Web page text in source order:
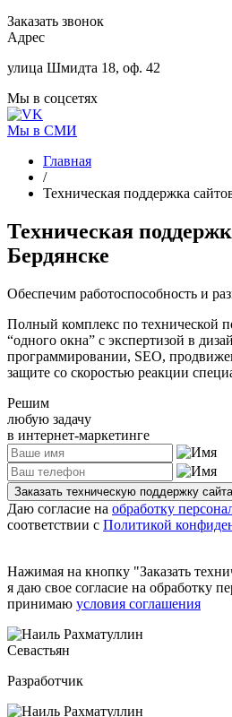
Заказать звонок
Адрес
улица Шмидта 18, оф. 42
Мы в соцсетях
Мы в СМИ
Главная
/
Техническая поддержка
Техническая
Бердянске
Обеспечим работоспособность и
Полный комплекс по технической
“одного окна” с экспертизой в
программировании, SEO,
защите со скоростью реакции
Решим
любую задачу
в интернет-маркетинге
Заказать техническую поддержку сайта
Даю согласие на обработку
соответствии с Политикой
Нажимая на кнопку "Заказать
я даю свое согласие на обработку
принимаю условия соглашения
Севастьян
Разработчик